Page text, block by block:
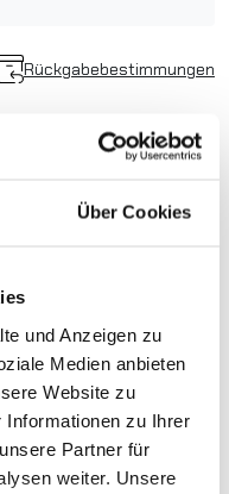
Über Cookies
und Anzeigen zu
Medien anbieten
Website zu
Informationen zu Ihrer
Partner für
weiter. Unsere
Rückgabebestimmungen
Kreislauf,
geschlossen wird.
zu verbinden.
mehrere Elemente